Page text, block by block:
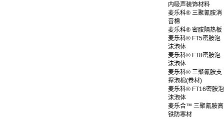
内吸声装饰材料
麦乐科® 三聚氰胺消
音棉
麦乐科® 密胺隔热板
麦乐科® FT5密胺泡
沫泡体
麦乐科® FT8密胺泡
沫泡体
麦乐科® 三聚氰胺支
撑泡棉(卷材)
麦乐科® FT16密胺泡
沫泡体
麦乐合™ 三聚氰胺高
铁防寒材